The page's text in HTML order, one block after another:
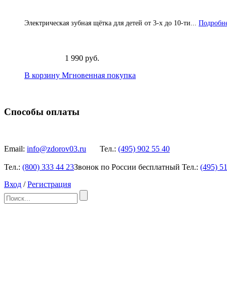
Электрическая зубная щётка для детей от 3-х до 10-ти...
1 990 руб.
В корзину Мгновенная покупка
Способы оплаты
Email: info@zdorov03.ru Тел.: (495) 902 55 40
Тел.: (800) 333 44 23Звонок по России бесплатный Тел.: (495)
Вход /Регистрация